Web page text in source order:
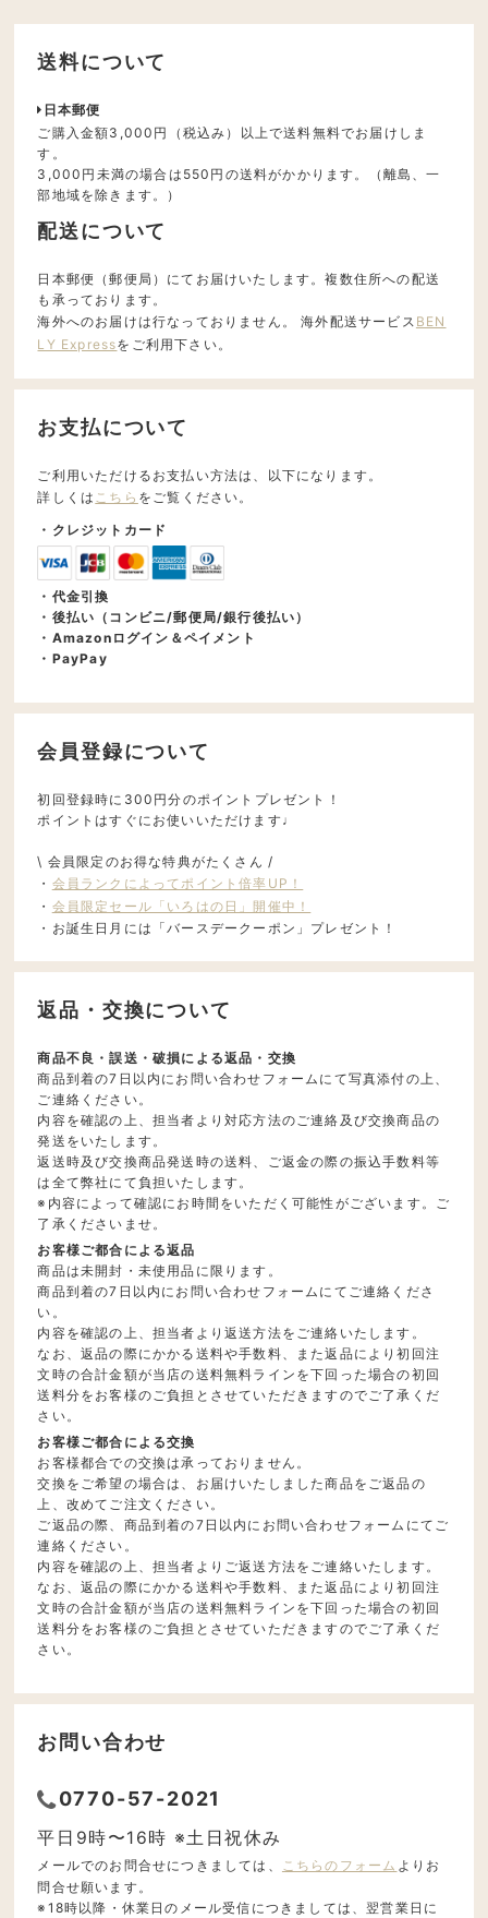
送料について
日本郵便
ご購入金額3,000円（税込み）以上で送料無料でお届けしま
す。
3,000円未満の場合は550円の送料がかかります。（離島、一
部地域を除きます。）
配送について
日本郵便（郵便局）にてお届けいたします。複数住所への配送
も承っております。
海外へのお届けは行なっておりません。 海外配送サービス BEN
LY Expressをご利用下さい。
お支払について
ご利用いただけるお支払い方法は、以下になります。
詳しくは こちら をご覧ください。
・クレジットカード
・代金引換
・後払い（コンビニ/郵便局/銀行後払い）
・Amazonログイン＆ペイメント
・PayPay
会員登録について
初回登録時に300円分のポイントプレゼント！
ポイントはすぐにお使いいただけます♩
\ 会員限定のお得な特典がたくさん /
・ 会員ランクによってポイント倍率UP！
・ 会員限定セール「いろはの日」開催中！
・お誕生日月には「バースデークーポン」プレゼント！
返品・交換について
商品不良・誤送・破損による返品・交換
商品到着の7日以内にお問い合わせフォームにて写真添付の上、
ご連絡ください。
内容を確認の上、担当者より対応方法のご連絡及び交換商品の
発送をいたします。
返送時及び交換商品発送時の送料、ご返金の際の振込手数料等
は全て弊社にて負担いたします。
※内容によって確認にお時間をいただく可能性がございます。ご
了承くださいませ。
お客様ご都合による返品
商品は未開封・未使用品に限ります。
商品到着の7日以内にお問い合わせフォームにてご連絡くださ
い。
内容を確認の上、担当者より返送方法をご連絡いたします。
なお、返品の際にかかる送料や手数料、また返品により初回注
文時の合計金額が当店の送料無料ラインを下回った場合の初回
送料分をお客様のご負担とさせていただきますのでご了承くだ
さい。
お客様ご都合による交換
お客様都合での交換は承っておりません。
交換をご希望の場合は、お届けいたしました商品をご返品の
上、改めてご注文ください。
ご返品の際、商品到着の7日以内にお問い合わせフォームにてご
連絡ください。
内容を確認の上、担当者よりご返送方法をご連絡いたします。
なお、返品の際にかかる送料や手数料、また返品により初回注
文時の合計金額が当店の送料無料ラインを下回った場合の初回
送料分をお客様のご負担とさせていただきますのでご了承くだ
さい。
お問い合わせ
0770-57-2021
平日9時〜16時 ※土日祝休み
メールでのお問合せにつきましては、 こちらのフォーム よりお
問合せ願います。
※18時以降・休業日のメール受信につきましては、翌営業日に